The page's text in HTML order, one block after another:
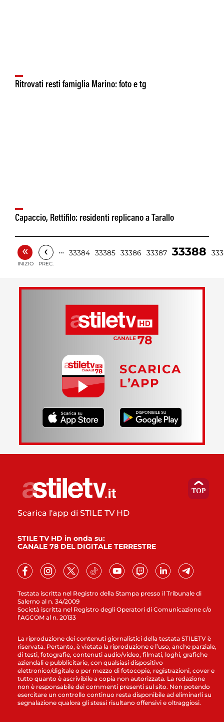
Ritrovati resti famiglia Marino: foto e tg
Capaccio, Rettifilo: residenti replicano a Tarallo
«
INIZIO
‹
PREC.
… 33384 33385 33386 33387 33388
SCARICA
L’APP
Testata iscritta nel Registro della Stampa presso il Tribunale di
Salerno al n. 34/2009
Società iscritta nel Registro degli Operatori di Comunicazione c/o
l’AGCOM al n. 20133
Scarica l'app di STILE TV HD
STILE TV HD in onda su:
CANALE 78 DEL DIGITALE TERRESTRE
La riproduzione dei contenuti giornalistici della testata STILETV è
riservata. Pertanto, è vietata la riproduzione e l’uso, anche parziale,
di testi, fotografie, contenuti audio/video, filmati, loghi, grafiche
aziendali e pubblicitarie, con qualsiasi dispositivo
elettronico/digitale o per mezzo di fotocopie, registrazioni, cover e
tutto quanto è ascrivibile a copia non autorizzata. La redazione
non è responsabile dei commenti presenti sul sito. Non potendo
esercitare un controllo continuo resta disponibile ad eliminarli su
segnalazione qualora gli stessi risultano offensivi e oltraggiosi.